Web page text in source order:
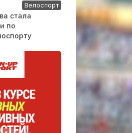
Велоспорт
стала
по